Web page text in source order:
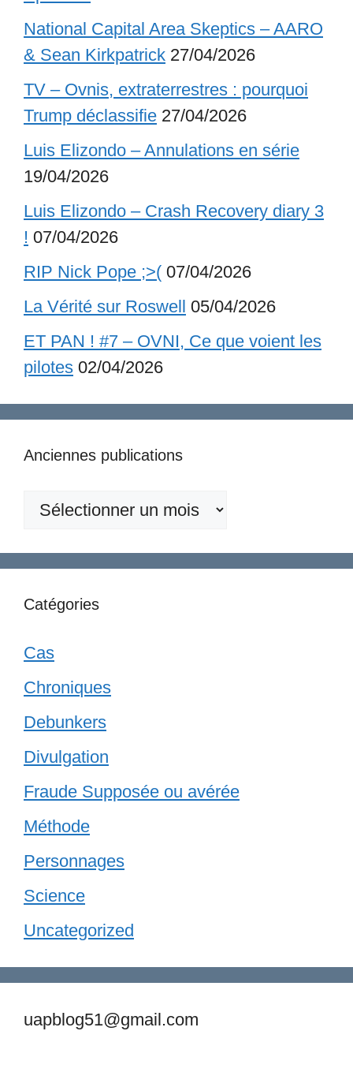
National Capital Area Skeptics – AARO
& Sean Kirkpatrick 27/04/2026
TV – Ovnis, extraterrestres : pourquoi
Trump déclassifie 27/04/2026
Luis Elizondo – Annulations en série
19/04/2026
Luis Elizondo – Crash Recovery diary 3
! 07/04/2026
RIP Nick Pope ;>( 07/04/2026
La Vérité sur Roswell
05/04/2026
ET PAN ! #7 – OVNI, Ce que voient les
pilotes 02/04/2026
Anciennes publications
Anciennes
Catégories
Cas
Chroniques
Debunkers
Divulgation
Fraude Supposée ou avérée
Méthode
Personnages
Science
Uncategorized
uapblog51@gmail.com